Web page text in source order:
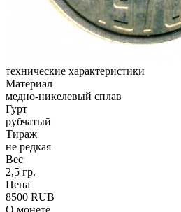
технические характеристики
Материал
медно-никелевый сплав
Гурт
рубчатый
Тираж
не редкая
Вес
2,5 гр.
Цена
8500 RUB
О монете